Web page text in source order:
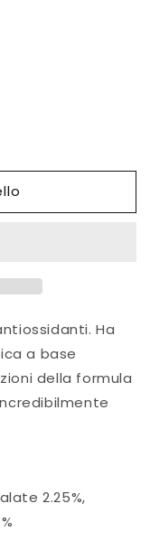
Ha
a base
della formula
2.25%,